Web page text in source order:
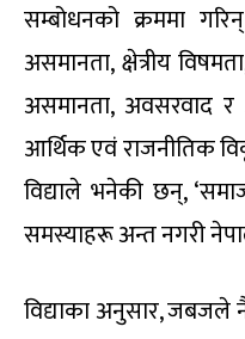
सम्बोधनको क्रममा
असमानता, क्षेत्रीय
असमानता, अवसरवाद र
आर्थिक एवं राजनीतिक
विद्याले भनेकी छन्,
समस्याहरू अन्त नगरी
विद्याका अनुसार, जबजले